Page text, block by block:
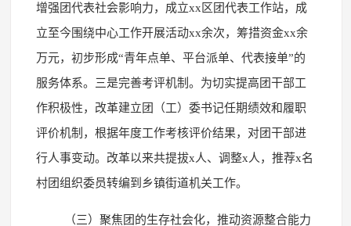
增强团代表社会影响力，成立xx区团代表工作站，成
立至今围绕中心工作开展活动xx余次，筹措资金xx余
万元，初步形成“青年点单、平台派单、代表接单”的
服务体系。三是完善考评机制。为切实提高团干部工
作积极性，改革建立团（工）委书记任期绩效和履职
评价机制，根据年度工作考核评价结果，对团干部进
行人事变动。改革以来共提拔x人、调整x人，推荐x名
村团组织委员转编到乡镇街道机关工作。
（三）聚焦团的生存社会化，推动资源整合能力